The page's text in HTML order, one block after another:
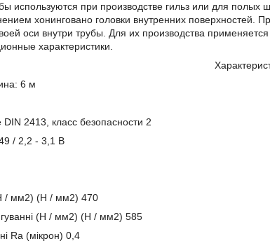
используются при производстве гильз или для полых
хонинговано головки внутренних поверхностей.
оси внутри трубы. Для их производства
характеристики.
6 м
2413, класс безопасности 2
/ 2,2 - 3,1 B
/ мм2) (Н / мм2) 470
(Н / мм2) (Н / мм2) 585
Ra (мікрон) 0,4